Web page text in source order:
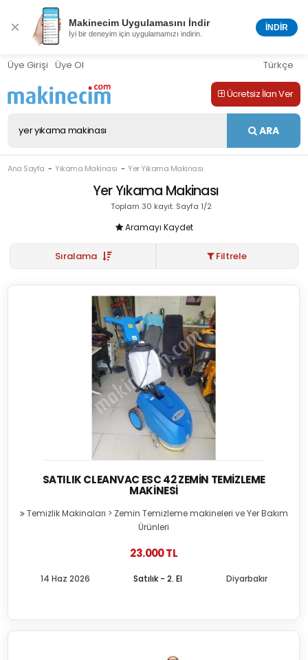
× Makinecim Uygulamasını İndir
İyi bir deneyim için uygulamamızı indirin.
İNDİR
Üye Girişi Üye Ol Türkçe
Ücretsiz İlan Ver
ARA
Ana Sayfa Yıkama Makinası Yer Yıkama Makinası
Yer Yıkama Makinası
Toplam 30 kayıt. Sayfa 1/2
Aramayı Kaydet
Sıralama Filtrele
SATILIK CLEANVAC ESC 42 ZEMIN TEMIZLEME
MAKINESI
Temizlik Makinaları > Zemin Temizleme makineleri ve Yer Bakım
Ürünleri
23.000 TL
Satılık - 2. El
14 Haz 2026 Diyarbakır